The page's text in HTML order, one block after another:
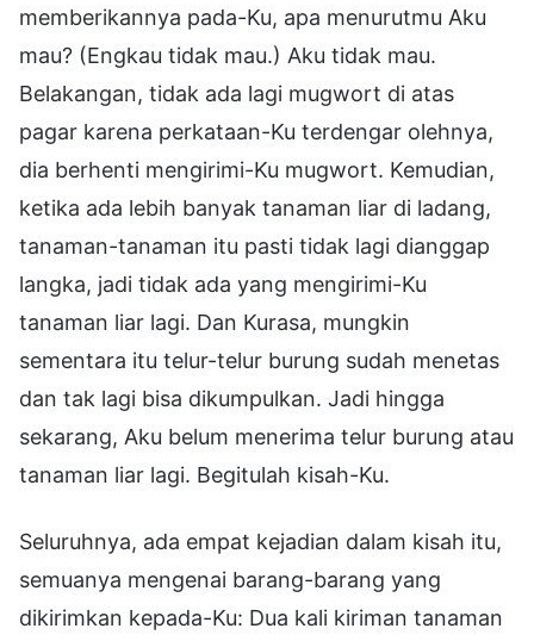
memberikannya pada-Ku, apa menurutmu Aku
mau? (Engkau tidak mau.) Aku tidak mau.
Belakangan, tidak ada lagi mugwort di atas
pagar karena perkataan-Ku terdengar olehnya,
dia berhenti mengirimi-Ku mugwort. Kemudian,
ketika ada lebih banyak tanaman liar di ladang,
tanaman-tanaman itu pasti tidak lagi dianggap
langka, jadi tidak ada yang mengirimi-Ku
tanaman liar lagi. Dan Kurasa, mungkin
sementara itu telur-telur burung sudah menetas
dan tak lagi bisa dikumpulkan. Jadi hingga
sekarang, Aku belum menerima telur burung atau
tanaman liar lagi. Begitulah kisah-Ku.
Seluruhnya, ada empat kejadian dalam kisah itu,
semuanya mengenai barang-barang yang
dikirimkan kepada-Ku: Dua kali kiriman tanaman